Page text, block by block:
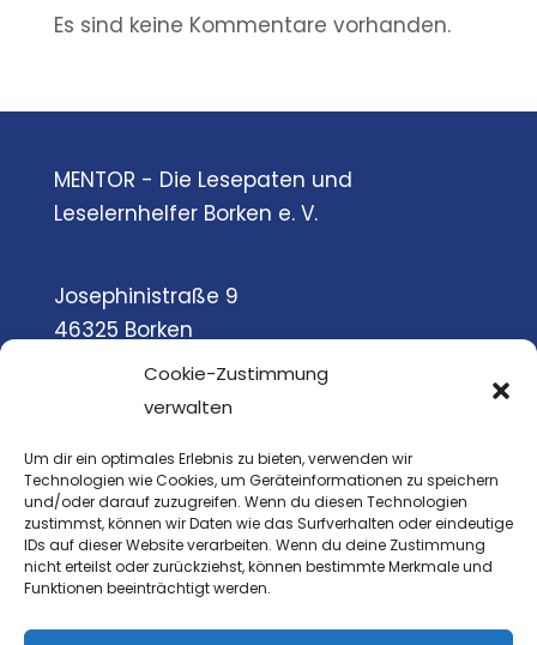
Cookie-Zustimmung
verwalten
Um dir ein optimales Erlebnis zu bieten, verwenden wir
Technologien wie Cookies, um Geräteinformationen zu speichern
und/oder darauf zuzugreifen. Wenn du diesen Technologien
zustimmst, können wir Daten wie das Surfverhalten oder eindeutige
IDs auf dieser Website verarbeiten. Wenn du deine Zustimmung
nicht erteilst oder zurückziehst, können bestimmte Merkmale und
Funktionen beeinträchtigt werden.
Es sind keine Kommentare vorhanden.
MENTOR - Die Lesepaten und
Leselernhelfer Borken e. V.
Josephinistraße 9
46325 Borken
Tel.: 02861- 9089304
E-Mail: info@mentor-borken.de